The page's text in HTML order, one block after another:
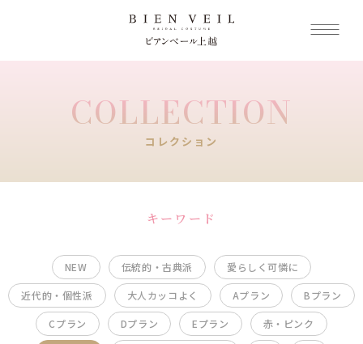
COLLECTION
コレクション
キーワード
NEW 伝統的・古典派 愛らしく可憐に
近代的・個性派 大人カッコよく Aプラン Bプラン
Cプラン Dプラン Eプラン 赤・ピンク